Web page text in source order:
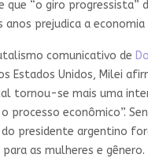
que “o giro progressista”
prejudica a
comunicativo de
Estados Unidos, Milei
tornou-se mais uma
processo econômico”.
presidente argentino
as mulheres e gênero.